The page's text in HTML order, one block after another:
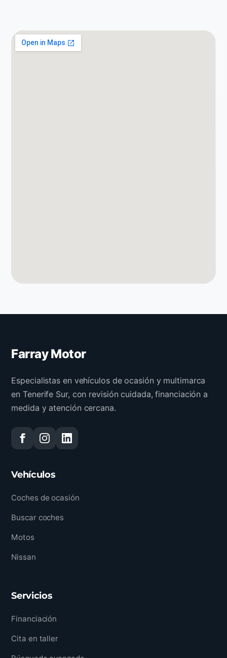
Farray Motor
Especialistas en vehículos de ocasión y multimarca
en Tenerife Sur, con revisión cuidada, financiación a
medida y atención cercana.
Vehículos
Coches de ocasión
Buscar coches
Motos
Nissan
Servicios
Financiación
Cita en taller